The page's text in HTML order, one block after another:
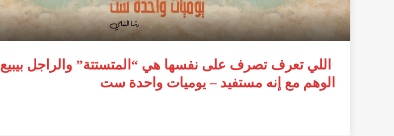
اللي تعرف تصرف على نفسها هي “المتستتة” والراجل بيبيع
الوهم مع إنه مستفيد – يوميات واحدة ست